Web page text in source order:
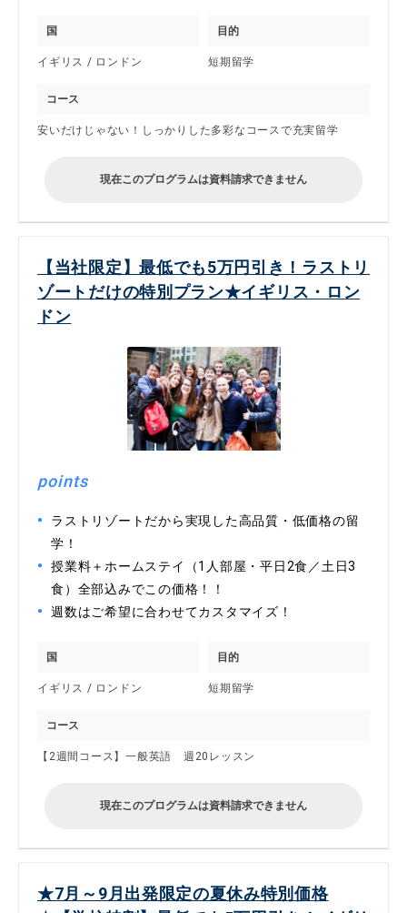
国
イギリス / ロンドン
目的
短期留学
コース
安いだけじゃない！しっかりした多彩なコースで充実留学
現在このプログラムは資料請求できません
【当社限定】最低でも5万円引き！ラストリ
ゾートだけの特別プラン★イギリス・ロン
ドン
points
ラストリゾートだから実現した高品質・低価格の留
学！
授業料＋ホームステイ（1人部屋・平日2食／土日3
食）全部込みでこの価格！！
週数はご希望に合わせてカスタマイズ！
国
イギリス / ロンドン
目的
短期留学
コース
【2週間コース】一般英語 週20レッスン
現在このプログラムは資料請求できません
★7月～9月出発限定の夏休み特別価格